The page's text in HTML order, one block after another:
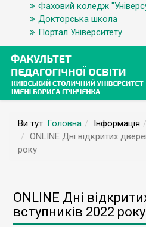
Фаховий коледж
Докторська школа
Портал Університету
Ви тут: Головна Інформація
ONLINE Дні відкритих
року
ONLINE Дні
вступників 2022 року